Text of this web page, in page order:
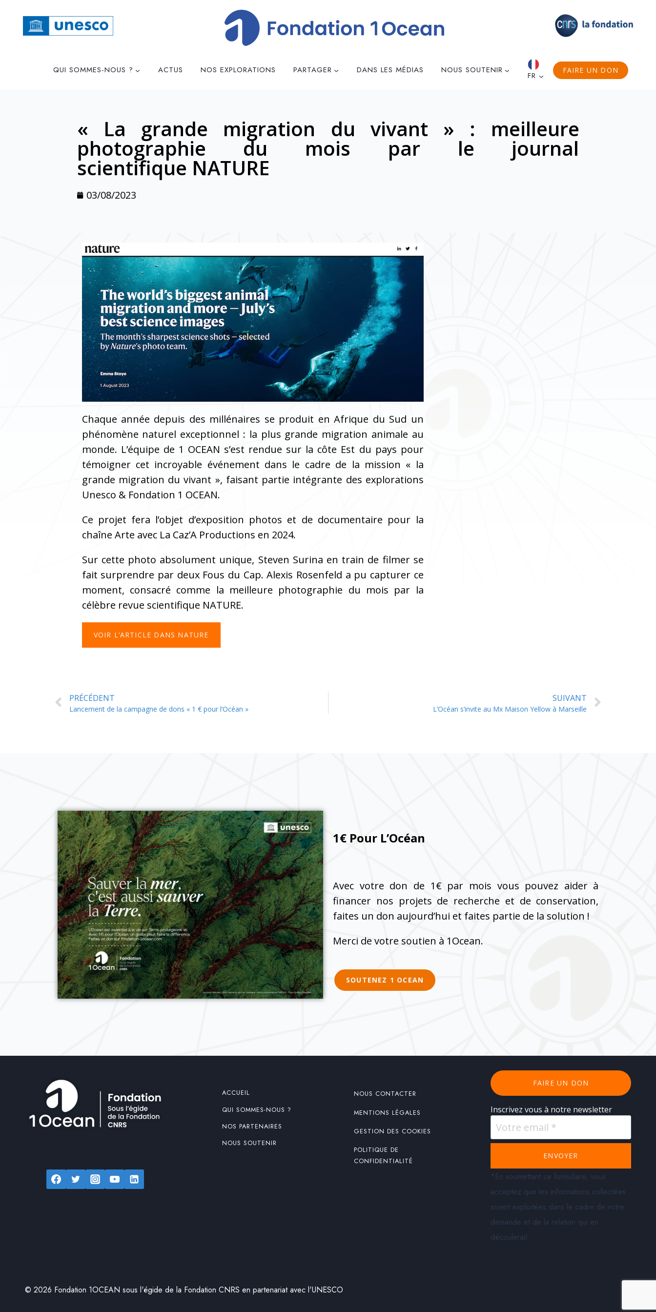
QUI SOMMES-NOUS ? ACTUS NOS EXPLORATIONS PARTAGER DANS LES MÉDIAS NOUS SOUTENIR
FR
FAIRE UN DON
« La grande migration du vivant » : meilleure
photographie du mois par le journal
scientifique NATURE
03/08/2023
Chaque année depuis des millénaires se produit en Afrique du Sud un
phénomène naturel exceptionnel : la plus grande migration animale au
monde. L’équipe de 1 OCEAN s’est rendue sur la côte Est du pays pour
témoigner cet incroyable événement dans le cadre de la mission « la
grande migration du vivant », faisant partie intégrante des explorations
Unesco & Fondation 1 OCEAN.
Ce projet fera l’objet d’exposition photos et de documentaire pour la
chaîne Arte avec La Caz’A Productions en 2024.
Sur cette photo absolument unique, Steven Surina en train de filmer se
fait surprendre par deux Fous du Cap. Alexis Rosenfeld a pu capturer ce
moment, consacré comme la meilleure photographie du mois par la
célèbre revue scientifique NATURE.
VOIR L’ARTICLE DANS NATURE
PRÉCÉDENT
Lancement de la campagne de dons « 1 € pour l’Océan »
SUIVANT
L’Océan s’invite au Mx Maison Yellow à Marseille
1€ Pour L’Océan
Avec votre don de 1€ par mois vous pouvez aider à
financer nos projets de recherche et de conservation,
faites un don aujourd’hui et faites partie de la solution !
Merci de votre soutien à 1Ocean.
SOUTENEZ 1 OCEAN
ACCUEIL
QUI SOMMES-NOUS ?
NOS PARTENAIRES
NOUS SOUTENIR
NOUS CONTACTER
MENTIONS LÉGALES
GESTION DES COOKIES
POLITIQUE DE
CONFIDENTIALITÉ
FAIRE UN DON
Inscrivez vous à notre newsletter
ENVOYER
*En soumettant ce formulaire, vous
acceptez que les informations collectées
soient exploitées dans le cadre de votre
demande et de la relation qui en
découlerait.
© 2026 Fondation 1OCEAN sous l'égide de la Fondation CNRS en partenariat avec l'UNESCO